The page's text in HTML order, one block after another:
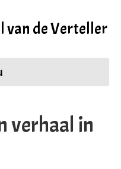
van de Verteller
verhaal in